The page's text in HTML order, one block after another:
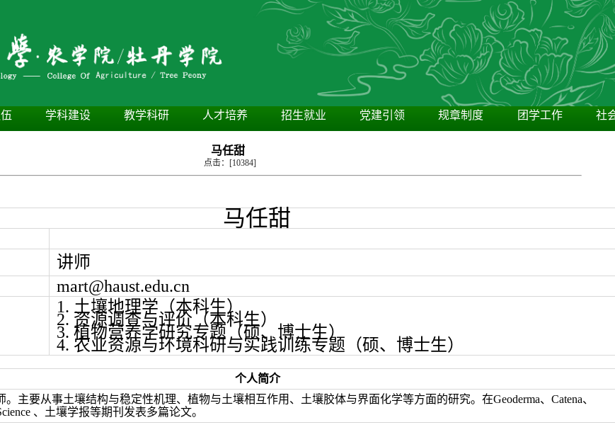
学科建设 教学科研 人才培养 招生就业 党建引领 规章制度 团学工作 社
马任甜
点击：[10384]
马任甜
讲师
mart@haust.edu.cn
1. 土壤地理学（本科生）
2. 资源调查与评价（本科生）
3. 植物营养学研究专题（硕、博士生）
4. 农业资源与环境科研与实践训练专题（硕、博士生）
个人简介
主要从事土壤结构与稳定性机理、植物与土壤相互作用、土壤胶体与界面化学等方面的研究。在Geoderma、Catena、
、土壤学报等期刊发表多篇论文。